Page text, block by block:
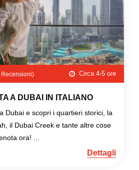
Recensioni) Circa 4-5 ore
A DUBAI IN ITALIANO
Dubai e scopri i quartieri storici, la
il Dubai Creek e tante altre cose
ora! ...
Dettagli